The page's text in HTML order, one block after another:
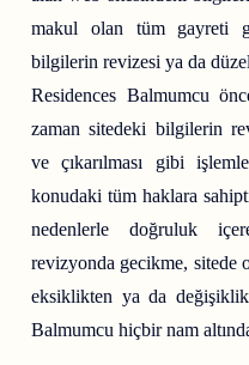
makul olan tüm gayreti
bilgilerin revizesi ya da
Residences Balmumcu
zaman sitedeki bilgilerin
ve çıkarılması gibi
konudaki tüm haklara
nedenlerle doğruluk
revizyonda gecikme, sitede
eksiklikten ya da
Balmumcu hiçbir nam